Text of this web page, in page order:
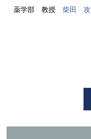
薬学部 教授 柴田 攻